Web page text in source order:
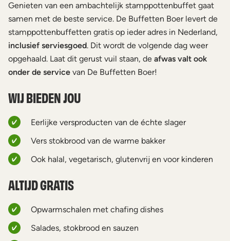
Genieten van een ambachtelijk stamppottenbuffet gaat
samen met de beste service. De Buffetten Boer levert de
stamppottenbuffetten gratis op ieder adres in Nederland,
inclusief serviesgoed. Dit wordt de volgende dag weer
opgehaald. Laat dit gerust vuil staan, de afwas valt ook
onder de service van De Buffetten Boer!
WIJ BIEDEN JOU
Eerlijke versproducten van de échte slager
Vers stokbrood van de warme bakker
Ook halal, vegetarisch, glutenvrij en voor kinderen
ALTIJD GRATIS
Opwarmschalen met chafing dishes
Salades, stokbrood en sauzen